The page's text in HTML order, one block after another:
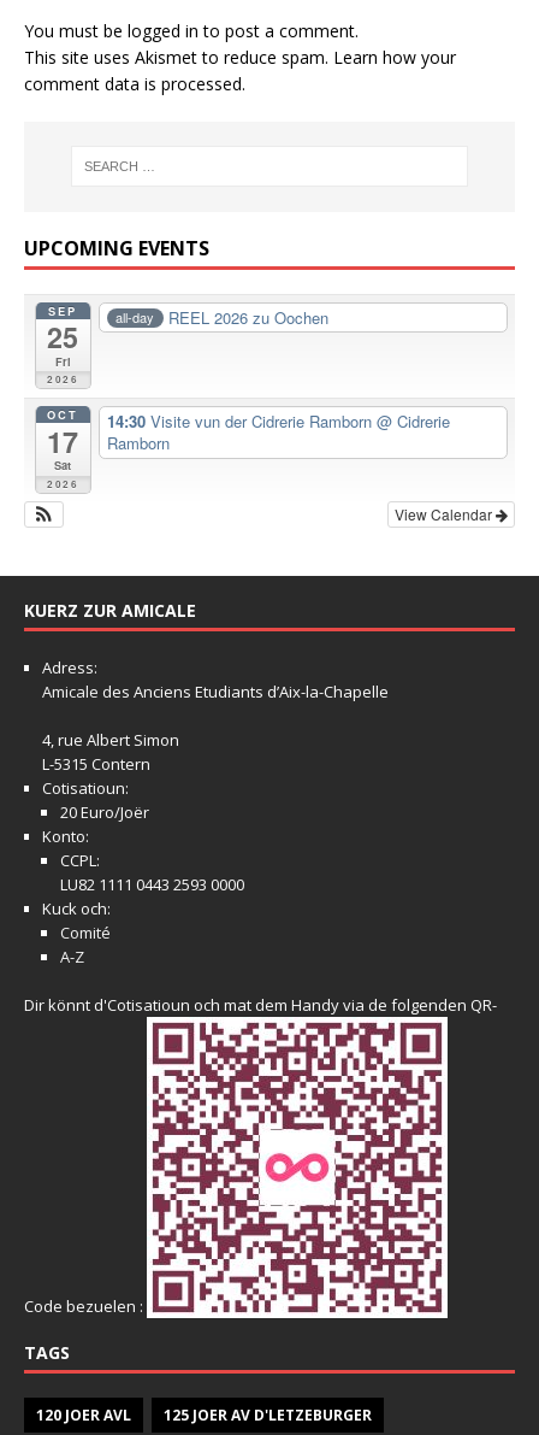
You must be logged in to post a comment.
This site uses Akismet to reduce spam. Learn how your
comment data is processed.
UPCOMING EVENTS
SEP
25
Fri
2026
all-day REEL 2026 zu Oochen
OCT
17
Sat
2026
14:30 Visite vun der Cidrerie Ramborn @ Cidrerie
Ramborn
View Calendar
KUERZ ZUR AMICALE
Adress:
Amicale des Anciens Etudiants d’Aix-la-Chapelle
4, rue Albert Simon
L-5315 Contern
Cotisatioun:
20 Euro/Joër
Konto:
CCPL:
LU82 1111 0443 2593 0000
Kuck och:
Comité
A-Z
Dir könnt d'Cotisatioun och mat dem Handy via de folgenden QR-
Code bezuelen :
TAGS
120 JOER AVL 125 JOER AV D'LETZEBURGER